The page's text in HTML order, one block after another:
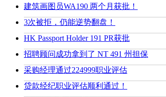
建筑画图员WA190 两个月获批！
3次被拒，仍能逆势翻盘！
HK Passport Holder 191 PR获批
招聘顾问成功拿到了 NT 491 州担保
采购经理通过224999职业评估
贷款经纪职业评估顺利通过！